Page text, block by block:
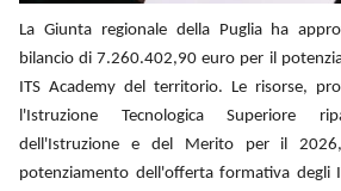
La Giunta regionale della Puglia ha
bilancio di 7.260.402,90 euro per il
ITS Academy del territorio. Le risorse,
l'Istruzione Tecnologica Superiore
dell'Istruzione e del Merito per il
potenziamento dell'offerta formativa degli